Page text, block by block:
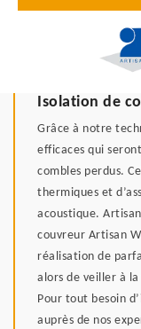
Isolation de
Grâce à notre
efficaces qui
combles perdus.
thermiques et
acoustique.
couvreur Artisan
réalisation de
alors de veiller à
Pour tout besoin
auprès de nos